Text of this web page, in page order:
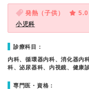
発熱（子供）
5.0
小児科
診療科目：
内科、循環器内科、消化器内
科、泌尿器科、内視鏡、健康
専門医・資格：